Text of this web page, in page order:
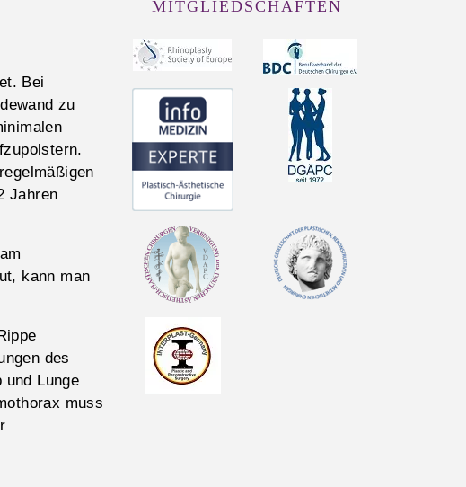
Bei
zu
Jahren
kann man
des
Lunge
muss
Dr.Blesse
MITGLIEDSCHAFTEN